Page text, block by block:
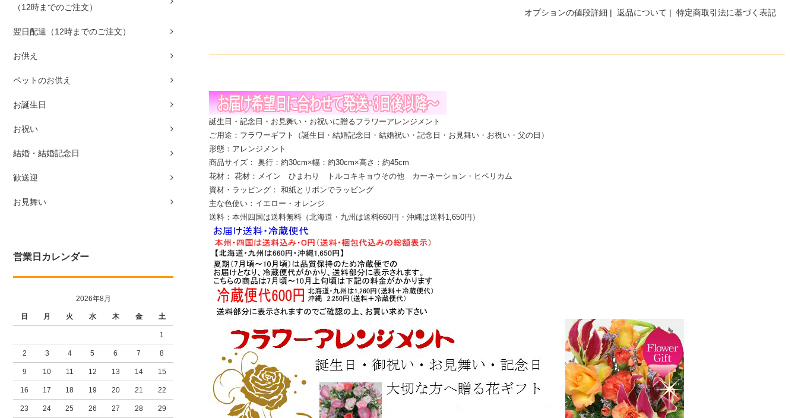
（12時までのご注文）
翌日配達（12時までのご注文）
お供え
ペットのお供え
お誕生日
お祝い
結婚・結婚記念日
歓送迎
お見舞い
営業日カレンダー
2026年8月
日 月 火 水 木 金 土
1
2 3 4 5 6 7 8
9 10 11 12 13 14 15
16 17 18 19 20 21 22
23 24 25 26 27 28 29
オプションの値段詳細 | 返品について | 特定商取引法に基づく表記
誕生日・記念日・お見舞い・お祝いに贈るフラワーアレンジメント
ご用途：フラワーギフト（誕生日・結婚記念日・結婚祝い・記念日・お見舞い・お祝い・父の日）
形態：アレンジメント
商品サイズ： 奥行：約30cm×幅：約30cm×高さ：約45cm
花材： 花材：メイン ひまわり トルコキキョウその他 カーネーション・ヒペリカム
資材・ラッピング： 和紙とリボンでラッピング
主な色使い：イエロー・オレンジ
送料：本州四国は送料無料（北海道・九州は送料660円・沖縄は送料1,650円）